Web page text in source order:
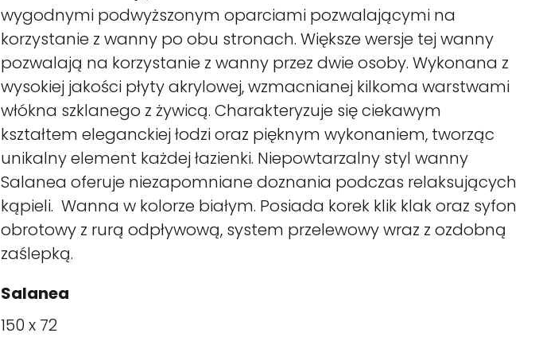
wygodnymi podwyższonym oparciami pozwalającymi na
korzystanie z wanny po obu stronach. Większe wersje tej wanny
pozwalają na korzystanie z wanny przez dwie osoby. Wykonana z
wysokiej jakości płyty akrylowej, wzmacnianej kilkoma warstwami
włókna szklanego z żywicą. Charakteryzuje się ciekawym
kształtem eleganckiej łodzi oraz pięknym wykonaniem, tworząc
unikalny element każdej łazienki. Niepowtarzalny styl wanny
Salanea oferuje niezapomniane doznania podczas relaksujących
kąpieli. Wanna w kolorze białym. Posiada korek klik klak oraz syfon
obrotowy z rurą odpływową, system przelewowy wraz z ozdobną
zaślepką.
Salanea
150 x 72